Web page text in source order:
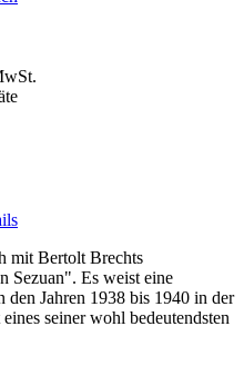
mit Bertolt Brechts
Sezuan". Es weist eine
Jahren 1938 bis 1940 in der
seiner wohl bedeutendsten